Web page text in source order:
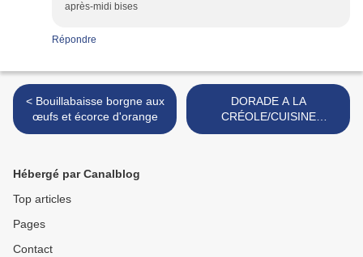
après-midi bises
Répondre
< Bouillabaisse borgne aux
œufs et écorce d'orange
DORADE A LA
CRÉOLE/CUISINE
DOMINICAINE >
Hébergé par Canalblog
Top articles
Pages
Contact